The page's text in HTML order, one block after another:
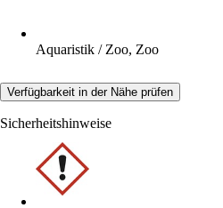
Aquaristik / Zoo, Zoo
Verfügbarkeit in der Nähe prüfen
Sicherheitshinweise